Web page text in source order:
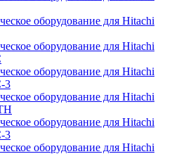
оборудование для Hitachi
оборудование для Hitachi
оборудование для Hitachi
3
оборудование для Hitachi
оборудование для Hitachi
3
оборудование для Hitachi